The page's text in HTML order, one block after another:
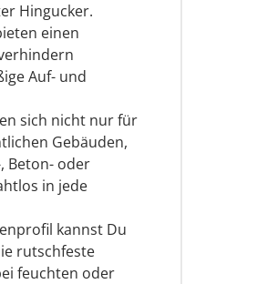
Hingucker.
einen
Auf- und
sich nicht nur für
Gebäuden,
Beton- oder
in jede
kannst Du
rutschfeste
feuchten oder